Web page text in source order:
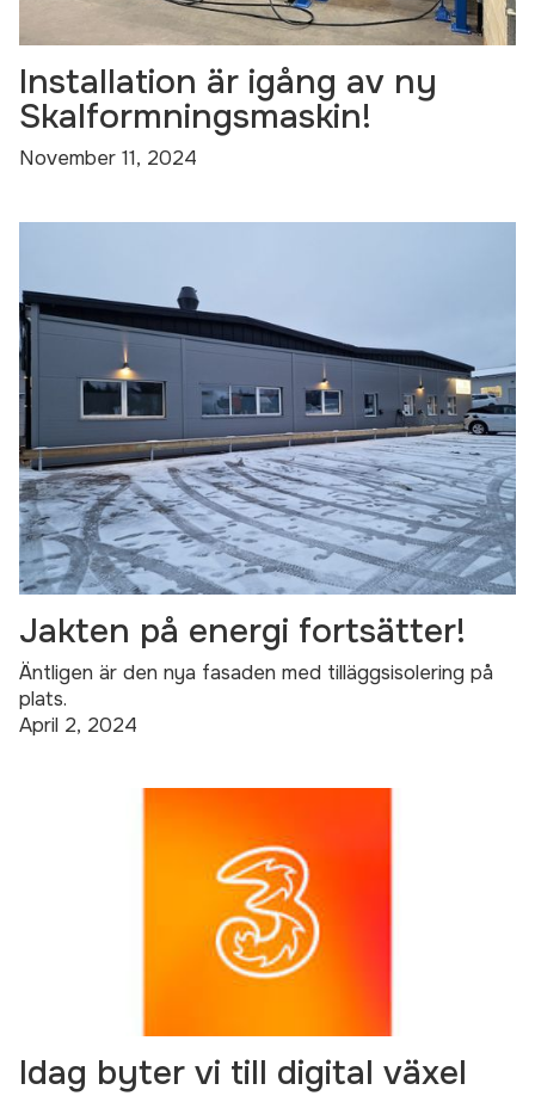
Installation är igång av ny
Skalformningsmaskin!
November 11, 2024
Jakten på energi fortsätter!
Äntligen är den nya fasaden med tilläggsisolering på
plats.
April 2, 2024
Idag byter vi till digital växel